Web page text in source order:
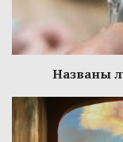
Названы